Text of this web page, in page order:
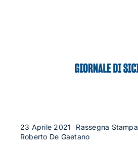
23 Aprile 2021
Rassegna Stampa
Roberto De Gaetano